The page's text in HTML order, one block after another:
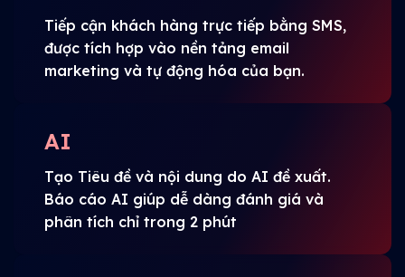
Tiếp cận khách hàng trực tiếp bằng SMS,
được tích hợp vào nền tảng email
marketing và tự động hóa của bạn.
AI
Tạo Tiêu đề và nội dung do AI đề xuất.
Báo cáo AI giúp dễ dàng đánh giá và
phân tích chỉ trong 2 phút